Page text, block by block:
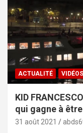
ACTUALITÉ
KID
qui gagne à
31 août 2021